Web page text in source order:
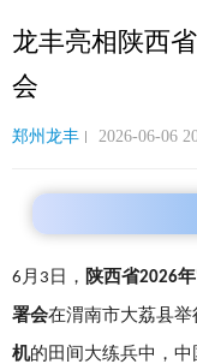
龙丰亮相陕西
会
郑州龙丰 2026-06-06
6 月 3 日， 陕西省2026年
署会在渭南市大荔县举
机的田间大练兵中 ，